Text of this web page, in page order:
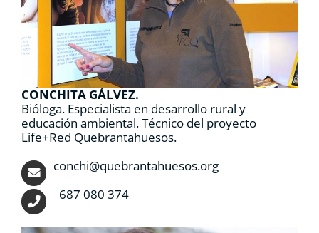
CONCHITA GÁLVEZ.
Bióloga. Especialista en desarrollo rural y
educación ambiental. Técnico del proyecto
Life+Red Quebrantahuesos.
conchi@quebrantahuesos.org
687 080 374